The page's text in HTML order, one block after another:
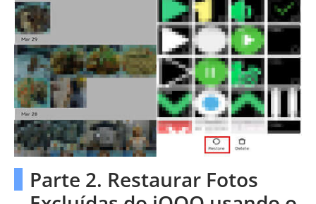
Parte 2. Restaurar Fotos